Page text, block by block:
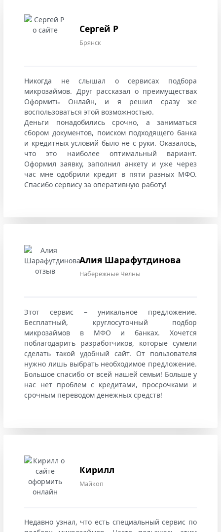
Сергей Р
Брянск
Никогда не слышал о сервисах подбора
микрозаймов. Друг рассказал о преимуществах
Оформить Онлайн, и я решил сразу же
воспользоваться этой возможностью.
Деньги понадобились срочно, а заниматься
сбором документов, поиском подходящего банка
и кредитных условий было не с руки. Оказалось,
что это наиболее оптимальный вариант.
Оформил заявку, заполнил анкету и уже через
час мне одобрили кредит в пяти разных МФО.
Спасибо сервису за оперативную работу!
Алия Шарафутдинова
Набережные Челны
Этот сервис – уникальное предложение.
Бесплатный, круглосуточный подбор
микрозаймов в МФО и банках. Хочется
поблагодарить разработчиков, которые сумели
сделать такой удобный сайт. От пользователя
нужно лишь выбрать необходимое предложение.
Большое спасибо от всей нашей семьи! Больше у
нас нет проблем с кредитами, просрочками и
срочным переводом денежных средств!
Кирилл
Майкоп
Недавно узнал, что есть специальный сервис по